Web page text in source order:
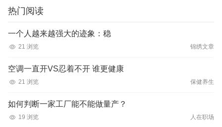
热门阅读
一个人越来越强大的迹象：稳
21 浏览 锦绣文章
空调一直开VS忍着不开 谁更健康
21 浏览 保健养生
如何判断一家工厂能不能做量产？
19 浏览 人在职场